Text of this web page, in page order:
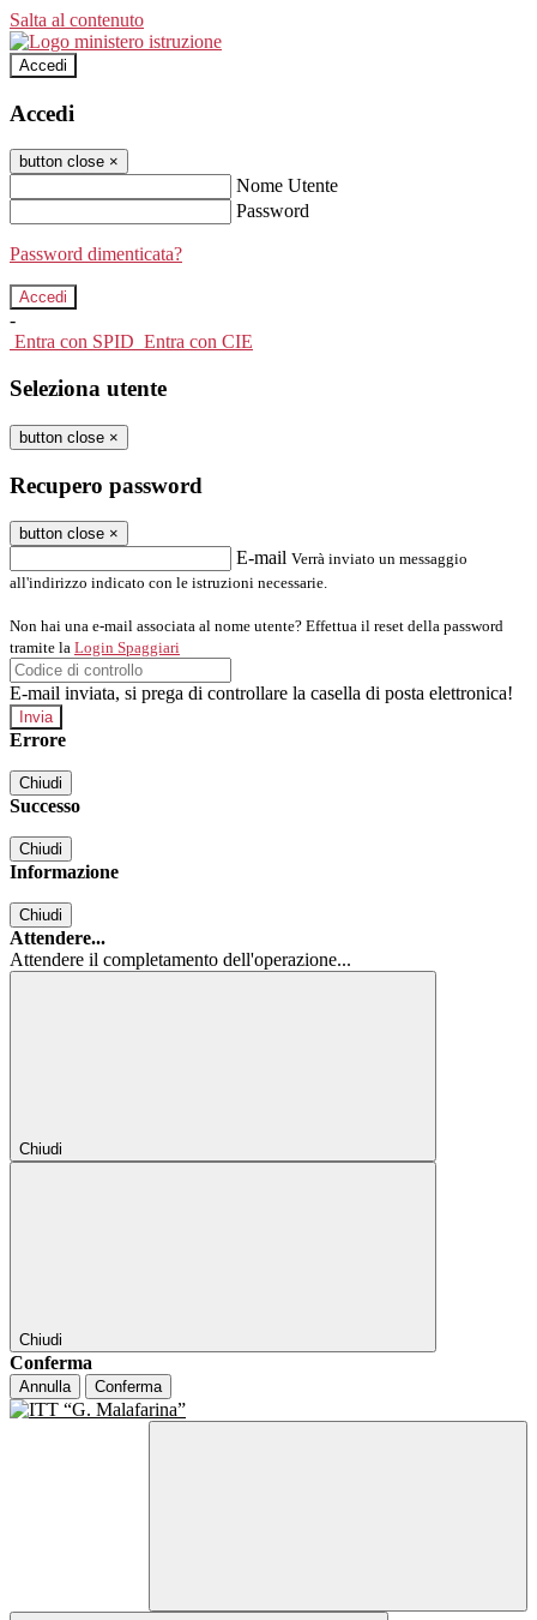
Salta al contenuto
Accedi
Accedi
button close ×
Nome Utente
Password
Password dimenticata?
-
Entra con SPID Entra con CIE
Seleziona utente
button close ×
Recupero password
button close ×
E-mail Verrà inviato un messaggio
all'indirizzo indicato con le istruzioni necessarie.
Non hai una e-mail associata al nome utente? Effettua il reset della password
tramite la Login Spaggiari
E-mail inviata, si prega di controllare la casella di posta elettronica!
Errore
Chiudi
Successo
Chiudi
Informazione
Chiudi
Attendere...
Attendere il completamento dell'operazione...
Chiudi
Chiudi
Conferma
Annulla Conferma